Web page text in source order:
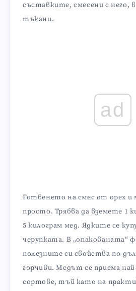
съставките, смесени с него,
тъкани.
ad
Готвенето на смес от орех и
просто. Трябва да вземете 1
5 килограм мед. Ядките се
черупката. В „опакованата“
полезните си свойства по-
горчиви. Медът се приема
сортове, тъй като на